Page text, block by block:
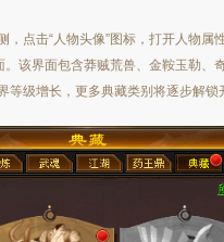
，点击“人物头像”图标，打开人物属
该界面包含莽贼荒兽、金鞍玉勒、
等级增长，更多典藏类别将逐步解锁